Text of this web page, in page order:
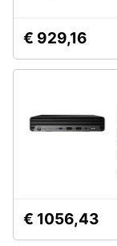
€ 929,16
€ 1056,43